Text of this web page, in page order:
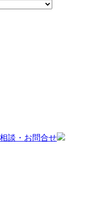
談・お問合せ